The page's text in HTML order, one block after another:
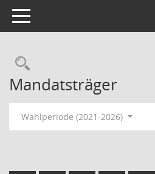
Toggle navigation
Rechercheauswahl
Mandatsträger
Wahlperiode (2021-2026)